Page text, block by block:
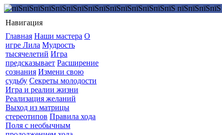
Навигация
Главная Наши мастера О
игре Лила Мудрость
тысячелетий Игра
предсказывает Расширение
сознания Измени свою
судьбу Секреты молодости
Игра и реалии жизни
Реализация желаний
Выход из матрицы
стереотипов Правила хода
Поля с необычным